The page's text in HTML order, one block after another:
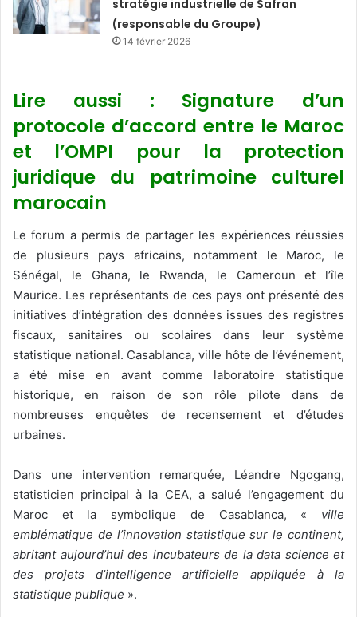
stratégie industrielle de Safran
(responsable du Groupe)
14 février 2026
Lire aussi : Signature d’un
protocole d’accord entre le Maroc
et l’OMPI pour la protection
juridique du patrimoine culturel
marocain
Le forum a permis de partager les expériences réussies
de plusieurs pays africains, notamment le Maroc, le
Sénégal, le Ghana, le Rwanda, le Cameroun et l’île
Maurice. Les représentants de ces pays ont présenté des
initiatives d’intégration des données issues des registres
fiscaux, sanitaires ou scolaires dans leur système
statistique national. Casablanca, ville hôte de l’événement,
a été mise en avant comme laboratoire statistique
historique, en raison de son rôle pilote dans de
nombreuses enquêtes de recensement et d’études
urbaines.
Dans une intervention remarquée, Léandre Ngogang,
statisticien principal à la CEA, a salué l’engagement du
Maroc et la symbolique de Casablanca, « ville
emblématique de l’innovation statistique sur le continent,
abritant aujourd’hui des incubateurs de la data science et
des projets d’intelligence artificielle appliquée à la
statistique publique ».